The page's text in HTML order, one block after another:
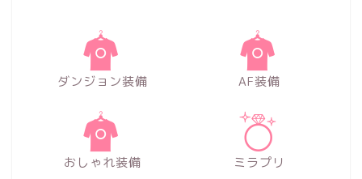
ダンジョン装備 AF装備
おしゃれ装備 ミラプリ